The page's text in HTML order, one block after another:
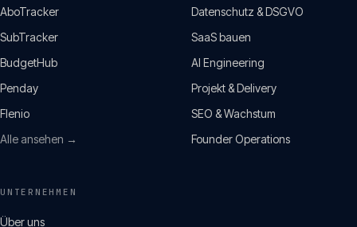
AboTracker
SubTracker
BudgetHub
Penday
Flenio
Alle ansehen →
Datenschutz & DSGVO
SaaS bauen
AI Engineering
Projekt & Delivery
SEO & Wachstum
Founder Operations
UNTERNEHMEN
Über uns